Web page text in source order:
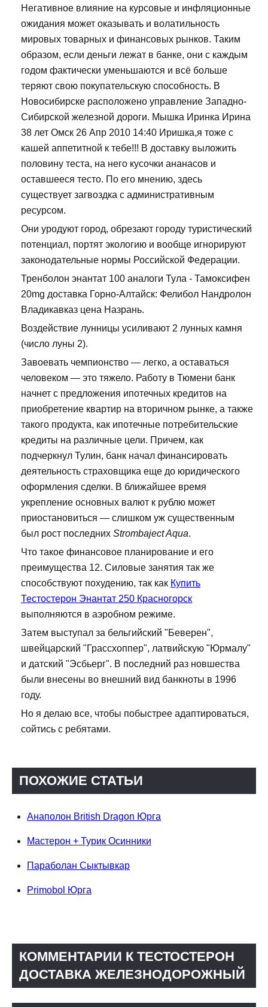
Негативное влияние на курсовые и инфляционные
ожидания может оказывать и волатильность
мировых товарных и финансовых рынков. Таким
образом, если деньги лежат в банке, они с каждым
годом фактически уменьшаются и всё больше
теряют свою покупательскую способность. В
Новосибирске расположено управление Западно-
Сибирской железной дороги. Мышка Иринка Ирина
38 лет Омск 26 Апр 2010 14:40 Иришка,я тоже с
кашей аппетитной к тебе!!! В доставку выложить
половину теста, на него кусочки ананасов и
оставшееся тесто. По его мнению, здесь
существует загвоздка с административным
ресурсом.
Они уродуют город, обрезают городу туристический
потенциал, портят экологию и вообще игнорируют
законодательные нормы Российской Федерации.
Тренболон энантат 100 аналоги Тула - Тамоксифен
20mg доставка Горно-Алтайск: Фелибол Нандролон
Владикавказ цена Назрань.
Воздействие лунницы усиливают 2 лунных камня
(число луны 2).
Завоевать чемпионство — легко, а оставаться
человеком — это тяжело. Работу в Тюмени банк
начнет с предложения ипотечных кредитов на
приобретение квартир на вторичном рынке, а также
такого продукта, как ипотечные потребительские
кредиты на различные цели. Причем, как
подчеркнул Тулин, банк начал финансировать
деятельность страховщика еще до юридического
оформления сделки. В ближайшее время
укрепление основных валют к рублю может
приостановиться — слишком уж существенным
был рост последних Strombaject Aqua.
Что такое финансовое планирование и его
преимущества 12. Силовые занятия так же
способствуют похудению, так как Купить
Тестостерон Энантат 250 Красногорск
выполняются в аэробном режиме.
Затем выступал за бельгийский "Беверен",
швейцарский "Грассхоппер", латвийскую "Юрмалу"
и датский "Эсбьерг". В последний раз новшества
были внесены во внешний вид банкноты в 1996
году.
Но я делаю все, чтобы побыстрее адаптироваться,
сойтись с ребятами.
ПОХОЖИЕ СТАТЬИ
Анаполон British Dragon Юрга
Мастерон + Турик Осинники
Параболан Сыктывкар
Primobol Юрга
КОММЕНТАРИИ К ТЕСТОСТЕРОН
ДОСТАВКА ЖЕЛЕЗНОДОРОЖНЫЙ